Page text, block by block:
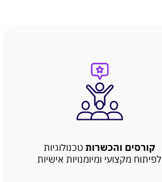
קורסים והכשרות טכנולוגיות
לפיתוח מקצועי ומיומנויות אישיות